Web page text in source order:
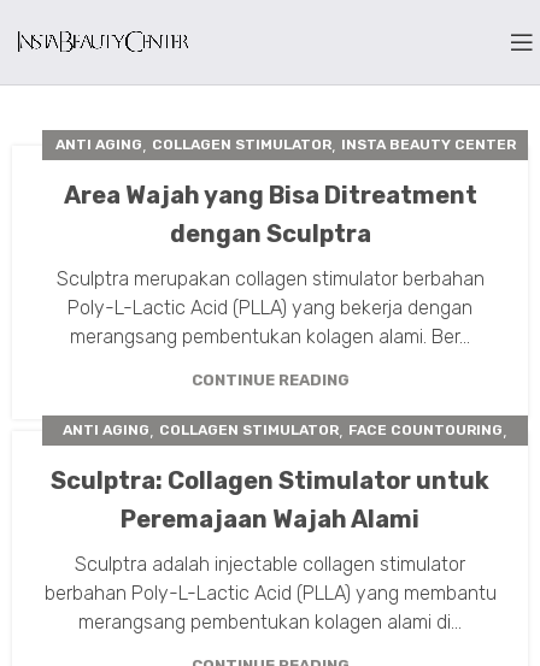
ANTI AGING, COLLAGEN STIMULATOR, INSTA BEAUTY CENTER
Area Wajah yang Bisa Ditreatment
dengan Sculptra
Sculptra merupakan collagen stimulator berbahan
Poly-L-Lactic Acid (PLLA) yang bekerja dengan
merangsang pembentukan kolagen alami. Ber...
CONTINUE READING
ANTI AGING, COLLAGEN STIMULATOR, FACE COUNTOURING,
Sculptra: Collagen Stimulator untuk
Peremajaan Wajah Alami
Sculptra adalah injectable collagen stimulator
berbahan Poly-L-Lactic Acid (PLLA) yang membantu
merangsang pembentukan kolagen alami di...